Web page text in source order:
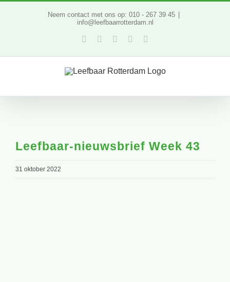
Neem contact met ons op: 010 - 267 39 45
info@leefbaarrotterdam.nl
Facebook
TwitterYouTubeLinkedIn
Leefbaar-nieuwsbrief Week 43
31 oktober 2022